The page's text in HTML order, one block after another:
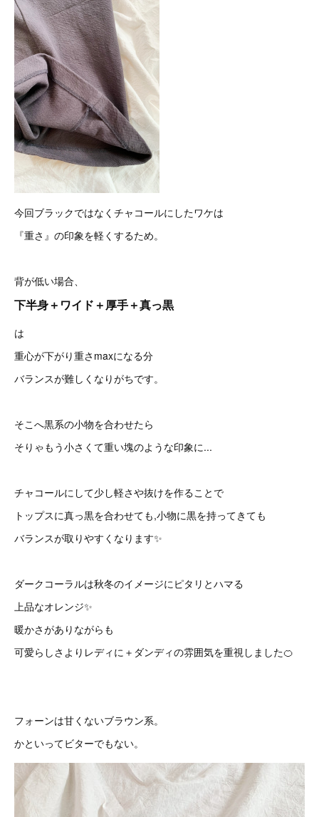
今回ブラックではなくチャコールにしたワケは
『重さ』の印象を軽くするため。
背が低い場合、
下半身＋ワイド＋厚手＋真っ黒
は
重心が下がり重さmaxになる分
バランスが難しくなりがちです。
そこへ黒系の小物を合わせたら
そりゃもう小さくて重い塊のような印象に...
チャコールにして少し軽さや抜けを作ることで
トップスに真っ黒を合わせても,小物に黒を持ってきても
バランスが取りやすくなります✨
ダークコーラルは秋冬のイメージにピタリとハマる
上品なオレンジ✨
暖かさがありながらも
可愛らしさよりレディに＋ダンディの雰囲気を重視しました🍊
フォーンは甘くないブラウン系。
かといってビターでもない。